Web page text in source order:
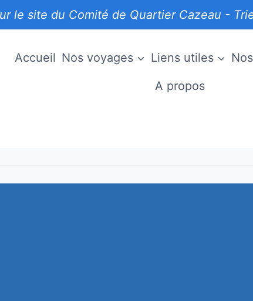
le site du Comité de Quartier Cazeau -
Accueil Nos voyages Liens utiles
A propos